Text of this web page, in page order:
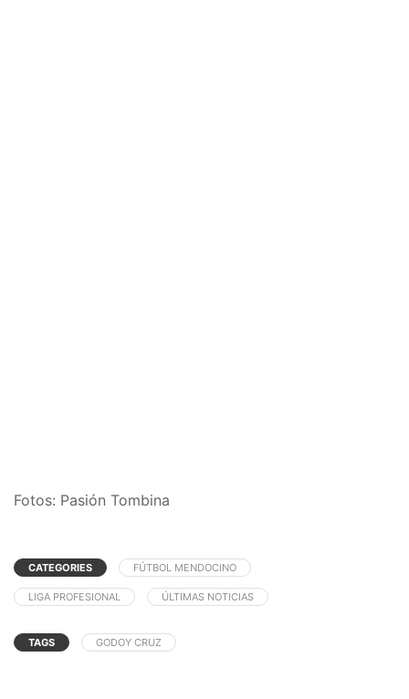
Fotos: Pasión Tombina
CATEGORIES FÚTBOL MENDOCINO
LIGA PROFESIONAL ÚLTIMAS NOTICIAS
TAGS GODOY CRUZ